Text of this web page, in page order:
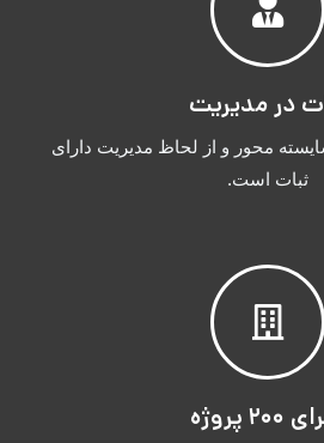
در مدیریت
محور و از لحاظ مدیریت دارای
ثبات است.
پروژه